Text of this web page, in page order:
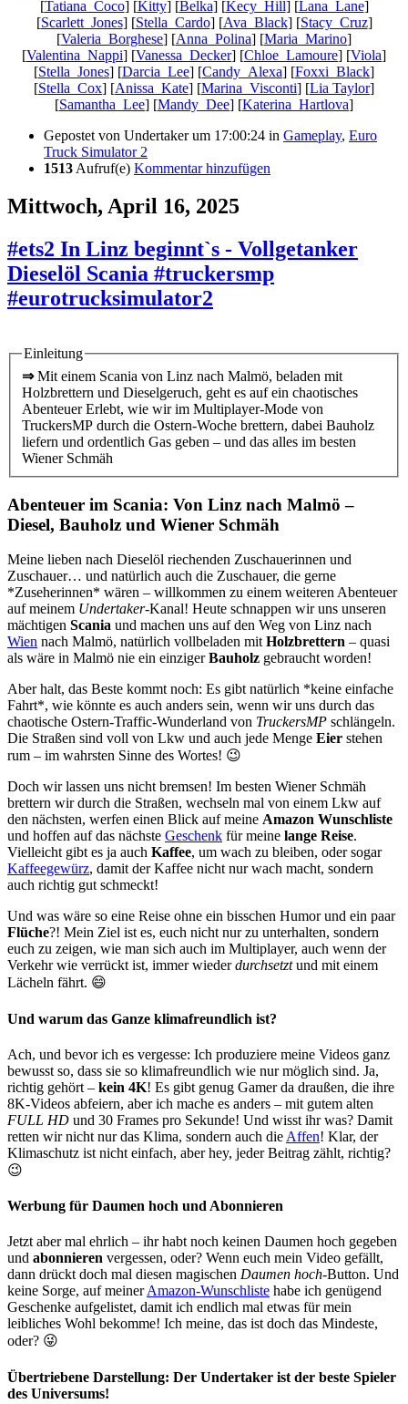
[Tatiana_Coco] [Kitty] [Belka] [Kecy_Hill] [Lana_Lane]
[Scarlett_Jones] [Stella_Cardo] [Ava_Black] [Stacy_Cruz]
[Valeria_Borghese] [Anna_Polina] [Maria_Marino]
[Valentina_Nappi] [Vanessa_Decker] [Chloe_Lamoure] [Viola]
[Stella_Jones] [Darcia_Lee] [Candy_Alexa] [Foxxi_Black]
[Stella_Cox] [Anissa_Kate] [Marina_Visconti] [Lia Taylor]
[Samantha_Lee] [Mandy_Dee] [Katerina_Hartlova]
Gepostet von Undertakerum 17:00:24 in Gameplay, Euro
Truck Simulator 2
1513 Aufruf(e) Kommentar hinzufügen
Mittwoch, April 16, 2025
#ets2 In Linz beginnt`s - Vollgetanker
Dieselöl Scania #truckersmp
#eurotrucksimulator2
Einleitung
⇒Mit einem Scania von Linz nach Malmö, beladen mit
Holzbrettern und Dieselgeruch, geht es auf ein chaotisches
Abenteuer Erlebt, wie wir im Multiplayer-Mode von
TruckersMP durch die Ostern-Woche brettern, dabei Bauholz
liefern und ordentlich Gas geben – und das alles im besten
Wiener Schmäh
Abenteuer im Scania: Von Linz nach Malmö –
Diesel, Bauholz und Wiener Schmäh
Meine lieben nach Dieselöl riechenden Zuschauerinnen und
Zuschauer… und natürlich auch die Zuschauer, die gerne
*Zuseherinnen* wären – willkommen zu einem weiteren Abenteuer
auf meinem Undertaker-Kanal! Heute schnappen wir uns unseren
mächtigen Scania und machen uns auf den Weg von Linz nach
Wien nach Malmö, natürlich vollbeladen mit Holzbrettern – quasi
als wäre in Malmö nie ein einzigerBauholz gebraucht worden!
Aber halt, das Beste kommt noch: Es gibt natürlich *keine einfache
Fahrt*, wie könnte es auch anders sein, wenn wir uns durch das
chaotische Ostern-Traffic-Wunderland von TruckersMP schlängeln.
Die Straßen sind voll von Lkw und auch jede Menge Eier stehen
rum – im wahrsten Sinne des Wortes! 😉
Doch wir lassen uns nicht bremsen! Im besten Wiener Schmäh
brettern wir durch die Straßen, wechseln mal von einem Lkw auf
den nächsten, werfen einen Blick auf meine Amazon Wunschliste
und hoffen auf das nächste Geschenk für meine lange Reise.
Vielleicht gibt es ja auch Kaffee, um wach zu bleiben, oder sogar
Kaffeegewürz, damit der Kaffee nicht nur wach macht, sondern
auch richtig gut schmeckt!
Und was wäre so eine Reise ohne ein bisschen Humor und ein paar
Flüche?! Mein Ziel ist es, euch nicht nur zu unterhalten, sondern
euch zu zeigen, wie man sich auch im Multiplayer, auch wenn der
Verkehr wie verrückt ist, immer wiederdurchsetztund mit einem
Lächeln fährt. 😄
Und warum das Ganze klimafreundlich ist?
Ach, und bevor ich es vergesse: Ich produziere meine Videos ganz
bewusst so, dass sie so klimafreundlich wie nur möglich sind. Ja,
richtig gehört – kein 4K! Es gibt genug Gamer da draußen, die ihre
8K-Videos abfeiern, aber ich mache es anders – mit gutem alten
FULL HD und 30 Frames pro Sekunde! Und wisst ihr was? Damit
retten wir nicht nur das Klima, sondern auch die Affen! Klar, der
Klimaschutz ist nicht einfach, aber hey, jeder Beitrag zählt, richtig?
😉
Werbung für Daumen hoch und Abonnieren
Jetzt aber mal ehrlich – ihr habt noch keinen Daumen hoch gegeben
und abonnieren vergessen, oder? Wenn euch mein Video gefällt,
dann drückt doch mal diesen magischen Daumen hoch-Button. Und
keine Sorge, auf meinerAmazon-Wunschliste habe ich genügend
Geschenke aufgelistet, damit ich endlich mal etwas für mein
leibliches Wohl bekomme! Ich meine, das ist doch das Mindeste,
oder? 😜
Übertriebene Darstellung: Der Undertaker ist der beste Spieler
des Universums!